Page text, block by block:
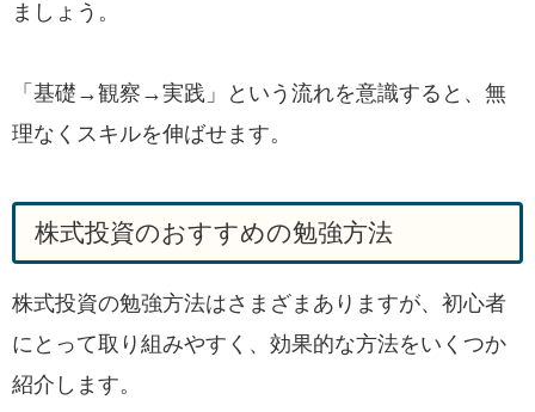
ましょう。
「基礎→観察→実践」という流れを意識すると、無
理なくスキルを伸ばせます。
株式投資のおすすめの勉強方法
株式投資の勉強方法はさまざまありますが、初心者
にとって取り組みやすく、効果的な方法をいくつか
紹介します。